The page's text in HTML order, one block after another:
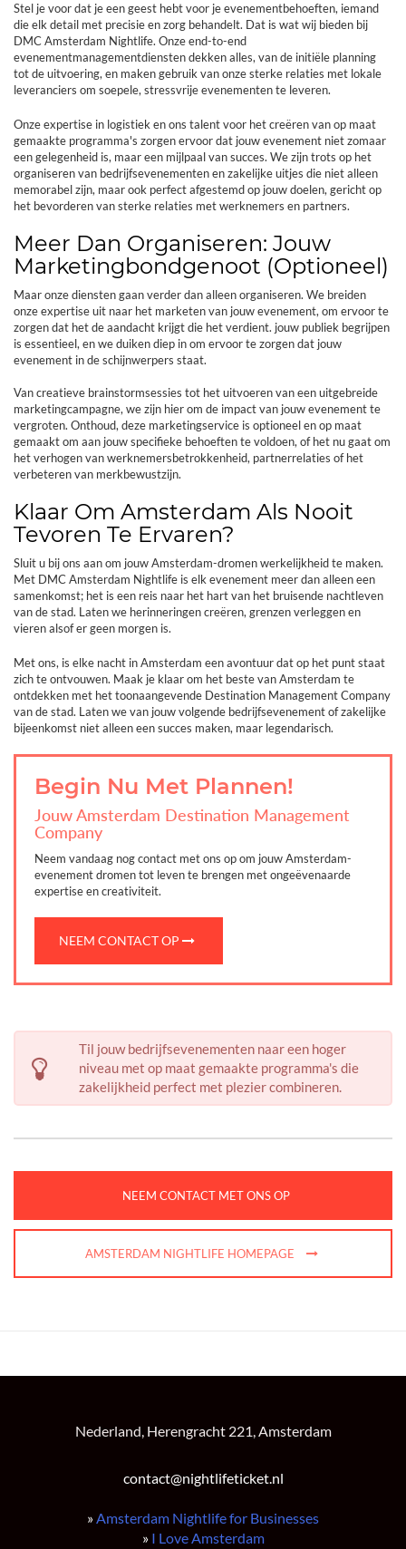
Stel je voor dat je een geest hebt voor je evenementbehoeften, iemand
die elk detail met precisie en zorg behandelt. Dat is wat wij bieden bij
DMC Amsterdam Nightlife. Onze end-to-end
evenementmanagementdiensten dekken alles, van de initiële planning
tot de uitvoering, en maken gebruik van onze sterke relaties met lokale
leveranciers om soepele, stressvrije evenementen te leveren.
Onze expertise in logistiek en ons talent voor het creëren van op maat
gemaakte programma's zorgen ervoor dat jouw evenement niet zomaar
een gelegenheid is, maar een mijlpaal van succes. We zijn trots op het
organiseren van bedrijfsevenementen en zakelijke uitjes die niet alleen
memorabel zijn, maar ook perfect afgestemd op jouw doelen, gericht op
het bevorderen van sterke relaties met werknemers en partners.
Meer Dan Organiseren: Jouw
Marketingbondgenoot (Optioneel)
Maar onze diensten gaan verder dan alleen organiseren. We breiden
onze expertise uit naar het marketen van jouw evenement, om ervoor te
zorgen dat het de aandacht krijgt die het verdient. jouw publiek begrijpen
is essentieel, en we duiken diep in om ervoor te zorgen dat jouw
evenement in de schijnwerpers staat.
Van creatieve brainstormsessies tot het uitvoeren van een uitgebreide
marketingcampagne, we zijn hier om de impact van jouw evenement te
vergroten. Onthoud, deze marketingservice is optioneel en op maat
gemaakt om aan jouw specifieke behoeften te voldoen, of het nu gaat om
het verhogen van werknemersbetrokkenheid, partnerrelaties of het
verbeteren van merkbewustzijn.
Klaar Om Amsterdam Als Nooit
Tevoren Te Ervaren?
Sluit u bij ons aan om jouw Amsterdam-dromen werkelijkheid te maken.
Met DMC Amsterdam Nightlife is elk evenement meer dan alleen een
samenkomst; het is een reis naar het hart van het bruisende nachtleven
van de stad. Laten we herinneringen creëren, grenzen verleggen en
vieren alsof er geen morgen is.
Met ons, is elke nacht in Amsterdam een avontuur dat op het punt staat
zich te ontvouwen. Maak je klaar om het beste van Amsterdam te
ontdekken met het toonaangevende Destination Management Company
van de stad. Laten we van jouw volgende bedrijfsevenement of zakelijke
bijeenkomst niet alleen een succes maken, maar legendarisch.
Begin Nu Met Plannen!
Jouw Amsterdam Destination Management
Company
Neem vandaag nog contact met ons op om jouw Amsterdam-
evenement dromen tot leven te brengen met ongeëvenaarde
expertise en creativiteit.
NEEM CONTACT OP
Til jouw bedrijfsevenementen naar een hoger
niveau met op maat gemaakte programma's die
zakelijkheid perfect met plezier combineren.
NEEM CONTACT MET ONS OP
AMSTERDAM NIGHTLIFE HOMEPAGE
Nederland, Herengracht 221, Amsterdam
contact@nightlifeticket.nl
»Amsterdam Nightlife for Businesses
» I Love Amsterdam